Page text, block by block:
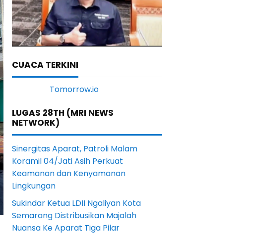
CUACA TERKINI
LUGAS 28TH (MRI NEWS
NETWORK)
Sinergitas Aparat, Patroli Malam
Koramil 04/Jati Asih Perkuat
Keamanan dan Kenyamanan
Lingkungan
Sukindar Ketua LDII Ngaliyan Kota
Semarang Distribusikan Majalah
Nuansa Ke Aparat Tiga Pilar